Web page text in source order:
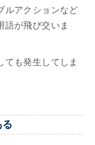
ルアクションなど
語が飛び交いま
ても発生してしま